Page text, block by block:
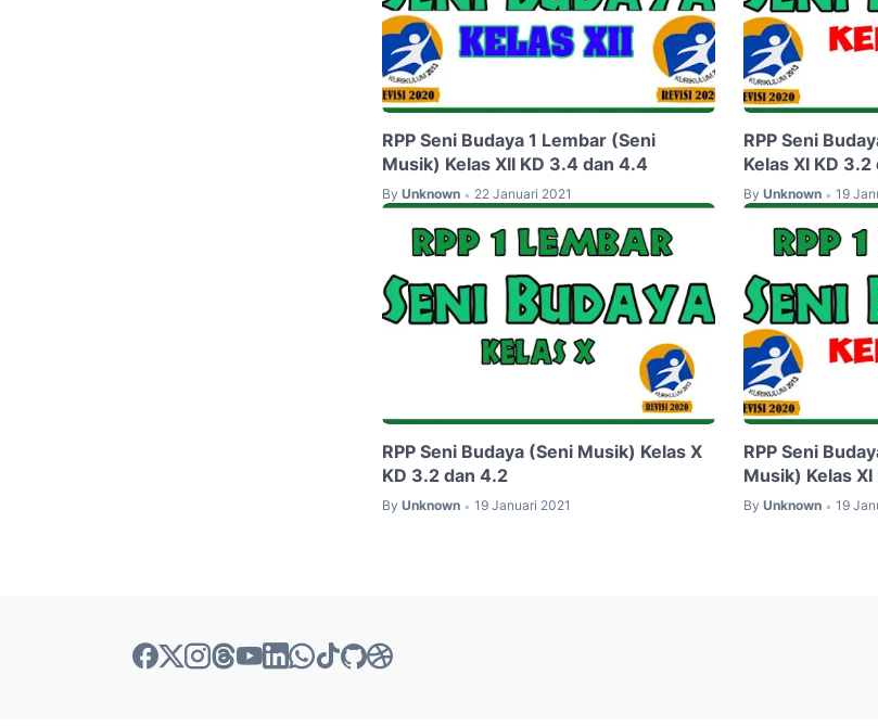
RPP Seni Budaya 1 Lembar (Seni
Musik) Kelas XII KD 3.4 dan 4.4
By Unknown • 22 Januari 2021
RPP Seni
Kelas XI KD
By Unknown • 19
RPP Seni Budaya (Seni Musik) Kelas X
KD 3.2 dan 4.2
By Unknown • 19 Januari 2021
RPP Seni
Musik) Kelas
By Unknown • 19